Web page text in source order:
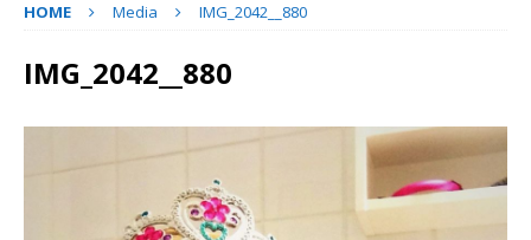
HOME Media IMG_2042__880
IMG_2042__880